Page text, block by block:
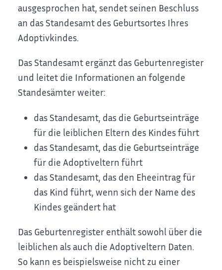
ausgesprochen hat, sendet seinen Beschluss
an das Standesamt des Geburtsortes Ihres
Adoptivkindes.
Das Standesamt ergänzt das Geburtenregister
und leitet die Informationen an folgende
Standesämter weiter:
das Standesamt, das die Geburtseinträge
für die leiblichen Eltern des Kindes führt
das Standesamt, das die Geburtseinträge
für die Adoptiveltern führt
das Standesamt, das den Eheeintrag für
das Kind führt, wenn sich der Name des
Kindes geändert hat
Das Geburtenregister enthält sowohl über die
leiblichen als auch die Adoptiveltern Daten.
So kann es beispielsweise nicht zu einer